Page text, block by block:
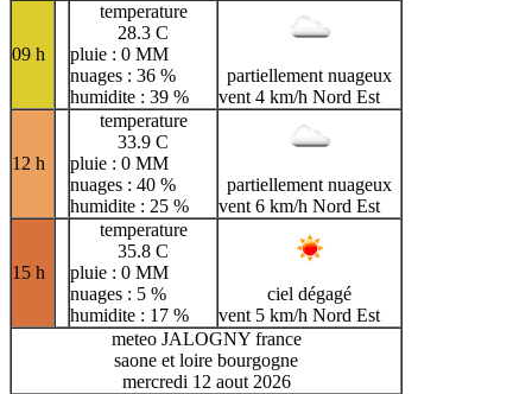
09 h
temperature
28.3 C
pluie : 0 MM
nuages : 36 %
humidite : 39 %
partiellement nuageux
vent 4 km/h Nord Est
12 h
temperature
33.9 C
pluie : 0 MM
nuages : 40 %
humidite : 25 %
partiellement nuageux
vent 6 km/h Nord Est
15 h
temperature
35.8 C
pluie : 0 MM
nuages : 5 %
humidite : 17 %
ciel dégagé
vent 5 km/h Nord Est
meteo JALOGNY france
saone et loire bourgogne
mercredi 12 aout 2026